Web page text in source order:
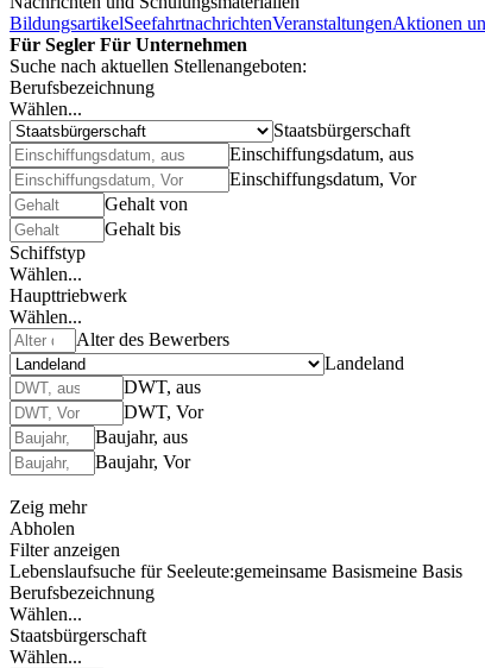
BildungsartikelSeefahrtnachrichtenVeranstaltungenAktionen
Für Segler Für Unternehmen
Suche nach aktuellen Stellenangeboten:
Berufsbezeichnung
Wählen...
Staatsbürgerschaft
Einschiffungsdatum, aus
Einschiffungsdatum, Vor
Gehalt von
Gehalt bis
Schiffstyp
Wählen...
Haupttriebwerk
Wählen...
Alter des Bewerbers
Landeland
DWT, aus
DWT, Vor
Baujahr, aus
Baujahr, Vor
Zeig mehr
Abholen
Filter anzeigen
Lebenslaufsuche für Seeleute:gemeinsame Basismeine Basis
Berufsbezeichnung
Wählen...
Staatsbürgerschaft
Wählen...